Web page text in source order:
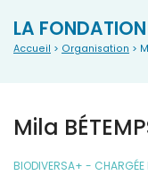
LA FONDATION
Accueil > Organisation >
Mila
BIODIVERSA+ - CHARGÉE